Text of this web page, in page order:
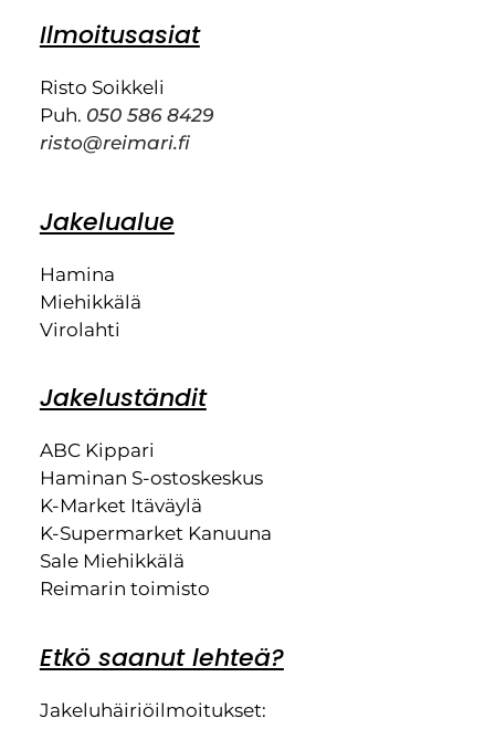
Ilmoitusasiat
Risto Soikkeli
Puh. 050 586 8429
risto@reimari.fi
Jakelualue
Hamina
Miehikkälä
Virolahti
Jakeluständit
ABC Kippari
Haminan S-ostoskeskus
K-Market Itäväylä
K-Supermarket Kanuuna
Sale Miehikkälä
Reimarin toimisto
Etkö saanut lehteä?
Jakeluhäiriöilmoitukset: